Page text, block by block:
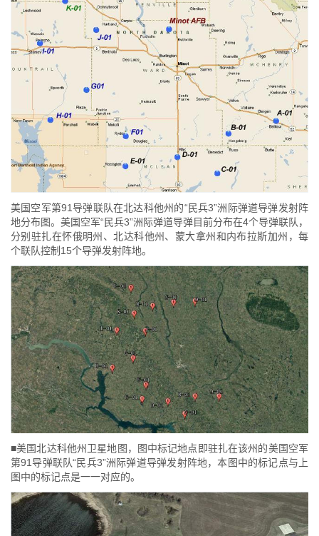
美国空军第91导弹联队在北达科他州的“民兵3”洲际弹道导弹发射阵
地分布图。美国空军“民兵3”洲际弹道导弹目前分布在4个导弹联队，
分别驻扎在怀俄明州、北达科他州、蒙大拿州和内布拉斯加州，每
个联队控制15个导弹发射阵地。
■美国北达科他州卫星地图，图中标记地点即驻扎在该州的美国空军
第91导弹联队“民兵3”洲际弹道导弹发射阵地，本图中的标记点与上
图中的标记点是一一对应的。